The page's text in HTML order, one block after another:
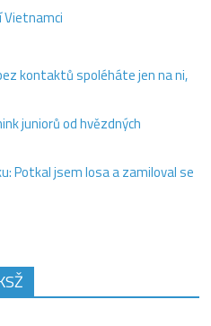
Vietnamci
kontaktů spoléháte jen na ni,
juniorů od hvězdných
Potkal jsem losa a zamiloval se